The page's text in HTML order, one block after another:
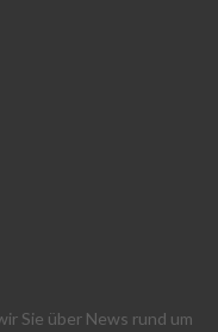
Sie über News rund um